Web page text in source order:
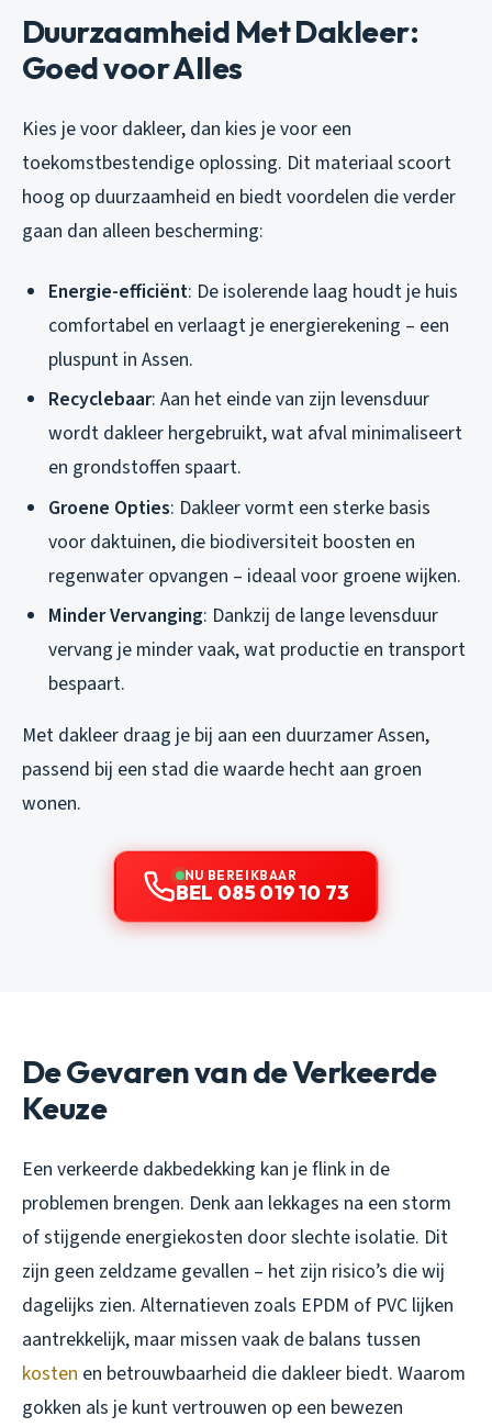
Duurzaamheid Met Dakleer:
Goed voor Alles
Kies je voor dakleer, dan kies je voor een
toekomstbestendige oplossing. Dit materiaal scoort
hoog op duurzaamheid en biedt voordelen die verder
gaan dan alleen bescherming:
Energie-efficiënt: De isolerende laag houdt je huis
comfortabel en verlaagt je energierekening – een
pluspunt in Assen.
Recyclebaar: Aan het einde van zijn levensduur
wordt dakleer hergebruikt, wat afval minimaliseert
en grondstoffen spaart.
Groene Opties: Dakleer vormt een sterke basis
voor daktuinen, die biodiversiteit boosten en
regenwater opvangen – ideaal voor groene wijken.
Minder Vervanging: Dankzij de lange levensduur
vervang je minder vaak, wat productie en transport
bespaart.
Met dakleer draag je bij aan een duurzamer Assen,
passend bij een stad die waarde hecht aan groen
wonen.
NU BEREIKBAAR
BEL 085 019 10 73
De Gevaren van de Verkeerde
Keuze
Een verkeerde dakbedekking kan je flink in de
problemen brengen. Denk aan lekkages na een storm
of stijgende energiekosten door slechte isolatie. Dit
zijn geen zeldzame gevallen – het zijn risico’s die wij
dagelijks zien. Alternatieven zoals EPDM of PVC lijken
aantrekkelijk, maar missen vaak de balans tussen
kosten en betrouwbaarheid die dakleer biedt. Waarom
gokken als je kunt vertrouwen op een bewezen